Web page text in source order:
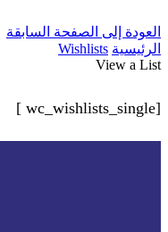
العودة إلى الصفحة السابقة
الرئيسية Wishlists
View a List
[wc_wishlists_single ]